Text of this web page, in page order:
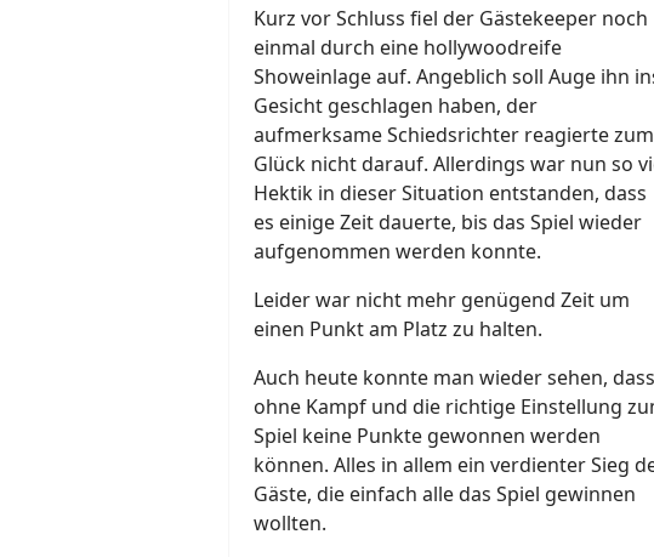
Kurz vor Schluss fiel der Gästekeeper noch
einmal durch eine hollywoodreife
Showeinlage auf. Angeblich soll Auge ihn
Gesicht geschlagen haben, der
aufmerksame Schiedsrichter reagierte zum
Glück nicht darauf. Allerdings war nun so
Hektik in dieser Situation entstanden, dass
es einige Zeit dauerte, bis das Spiel wieder
aufgenommen werden konnte.
Leider war nicht mehr genügend Zeit um
einen Punkt am Platz zu halten.
Auch heute konnte man wieder sehen, dass
ohne Kampf und die richtige Einstellung
Spiel keine Punkte gewonnen werden
können. Alles in allem ein verdienter Sieg
Gäste, die einfach alle das Spiel gewinnen
wollten.